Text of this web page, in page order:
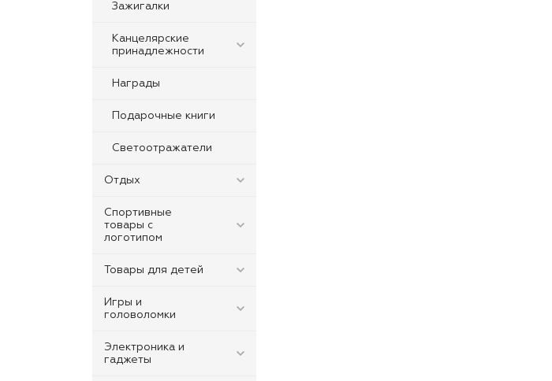
Зажигалки
Канцелярские
принадлежности
Награды
Подарочные книги
Светоотражатели
Отдых
Спортивные
товары с
логотипом
Товары для детей
Игры и
головоломки
Электроника и
гаджеты